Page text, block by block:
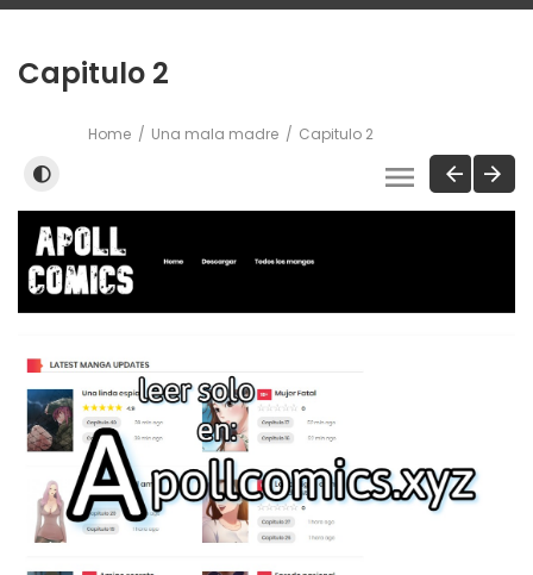
Capitulo 2
Home Una mala madre Capitulo 2